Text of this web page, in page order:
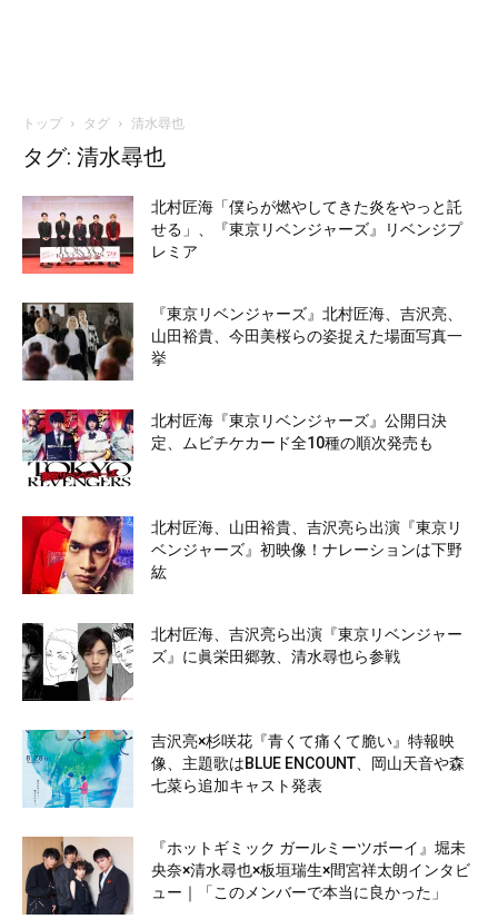
トップ タグ 清水尋也
タグ: 清水尋也
北村匠海「僕らが燃やしてきた炎をやっと託
せる」、『東京リベンジャーズ』リベンジプ
レミア
『東京リベンジャーズ』北村匠海、吉沢亮、
山田裕貴、今田美桜らの姿捉えた場面写真一
挙
北村匠海『東京リベンジャーズ』公開日決
定、ムビチケカード全10種の順次発売も
北村匠海、山田裕貴、吉沢亮ら出演『東京リ
ベンジャーズ』初映像！ナレーションは下野
紘
北村匠海、吉沢亮ら出演『東京リベンジャー
ズ』に眞栄田郷敦、清水尋也ら参戦
吉沢亮×杉咲花『青くて痛くて脆い』特報映
像、主題歌はBLUE ENCOUNT、岡山天音や森
七菜ら追加キャスト発表
『ホットギミック ガールミーツボーイ』堀未
央奈×清水尋也×板垣瑞生×間宮祥太朗インタビ
ュー｜「このメンバーで本当に良かった」